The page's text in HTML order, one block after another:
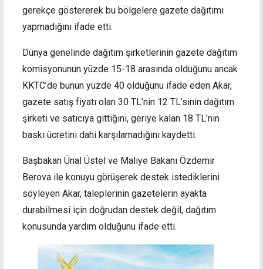
gerekçe göstererek bu bölgelere gazete dağıtımı
yapmadığını ifade etti.
Dünya genelinde dağıtım şirketlerinin gazete dağıtım
komisyonunun yüzde 15-18 arasında olduğunu ancak
KKTC’de bunun yüzde 40 olduğunu ifade eden Akar,
gazete satış fiyatı olan 30 TL’nin 12 TL’sinin dağıtım
şirketi ve satıcıya gittiğini, geriye kalan 18 TL’nin
baskı ücretini dahi karşılamadığını kaydetti.
Başbakan Ünal Üstel ve Maliye Bakanı Özdemir
Berova ile konuyu görüşerek destek istediklerini
söyleyen Akar, taleplerinin gazetelerin ayakta
durabilmesi için doğrudan destek değil, dağıtım
konusunda yardım olduğunu ifade etti.